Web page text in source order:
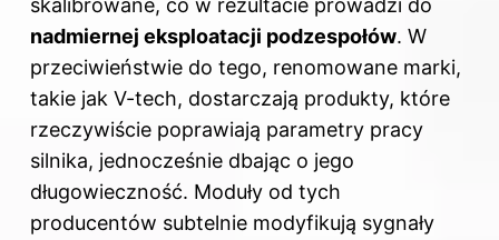
skalibrowane, co w rezultacie prowadzi do
nadmiernej eksploatacji podzespołów. W
przeciwieństwie do tego, renomowane marki,
takie jak V-tech, dostarczają produkty, które
rzeczywiście poprawiają parametry pracy
silnika, jednocześnie dbając o jego
długowieczność. Moduły od tych
producentów subtelnie modyfikują sygnały